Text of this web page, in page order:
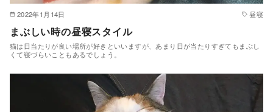
2022年1月14日 昼寝
まぶしい時の昼寝スタイル
猫は日当たりが良い場所が好きといいますが、あまり日が当たりすぎてもまぶし
くて寝づらいこともあるでしょう。